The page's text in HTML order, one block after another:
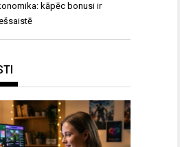
kāpēc bonusi ir